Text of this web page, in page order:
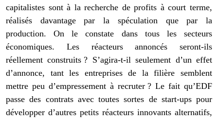
capitalistes sont à la recherche de profits à court terme,
réalisés davantage par la spéculation que par la
production. On le constate dans tous les secteurs
économiques. Les réacteurs annoncés seront-ils
réellement construits ? S’agira-t-il seulement d’un effet
d’annonce, tant les entreprises de la filière semblent
mettre peu d’empressement à recruter ? Le fait qu’EDF
passe des contrats avec toutes sortes de start-ups pour
développer d’autres petits réacteurs innovants alternatifs,